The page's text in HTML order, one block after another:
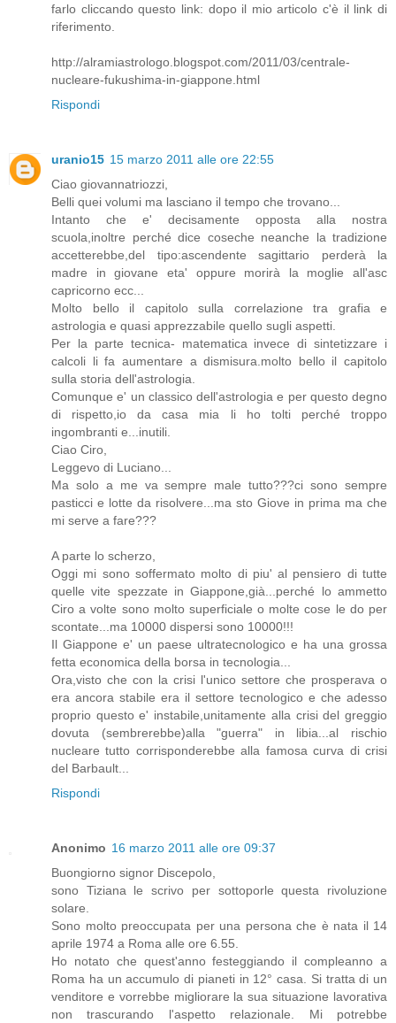
farlo cliccando questo link: dopo il mio articolo c'è il link di
riferimento.
http://alramiastrologo.blogspot.com/2011/03/centrale-
nucleare-fukushima-in-giappone.html
Rispondi
uranio15 15 marzo 2011 alle ore 22:55
Ciao giovannatriozzi,
Belli quei volumi ma lasciano il tempo che trovano...
Intanto che e' decisamente opposta alla nostra
scuola,inoltre perché dice coseche neanche la tradizione
accetterebbe,del tipo:ascendente sagittario perderà la
madre in giovane eta' oppure morirà la moglie all'asc
capricorno ecc...
Molto bello il capitolo sulla correlazione tra grafia e
astrologia e quasi apprezzabile quello sugli aspetti.
Per la parte tecnica- matematica invece di sintetizzare i
calcoli li fa aumentare a dismisura.molto bello il capitolo
sulla storia dell'astrologia.
Comunque e' un classico dell'astrologia e per questo degno
di rispetto,io da casa mia li ho tolti perché troppo
ingombranti e...inutili.
Ciao Ciro,
Leggevo di Luciano...
Ma solo a me va sempre male tutto???ci sono sempre
pasticci e lotte da risolvere...ma sto Giove in prima ma che
mi serve a fare???
A parte lo scherzo,
Oggi mi sono soffermato molto di piu' al pensiero di tutte
quelle vite spezzate in Giappone,già...perché lo ammetto
Ciro a volte sono molto superficiale o molte cose le do per
scontate...ma 10000 dispersi sono 10000!!!
Il Giappone e' un paese ultratecnologico e ha una grossa
fetta economica della borsa in tecnologia...
Ora,visto che con la crisi l'unico settore che prosperava o
era ancora stabile era il settore tecnologico e che adesso
proprio questo e' instabile,unitamente alla crisi del greggio
dovuta (sembrerebbe)alla "guerra" in libia...al rischio
nucleare tutto corrisponderebbe alla famosa curva di crisi
del Barbault...
Rispondi
Anonimo 16 marzo 2011 alle ore 09:37
Buongiorno signor Discepolo,
sono Tiziana le scrivo per sottoporle questa rivoluzione
solare.
Sono molto preoccupata per una persona che è nata il 14
aprile 1974 a Roma alle ore 6.55.
Ho notato che quest'anno festeggiando il compleanno a
Roma ha un accumulo di pianeti in 12° casa. Si tratta di un
venditore e vorrebbe migliorare la sua situazione lavorativa
non trascurando l'aspetto relazionale. Mi potrebbe